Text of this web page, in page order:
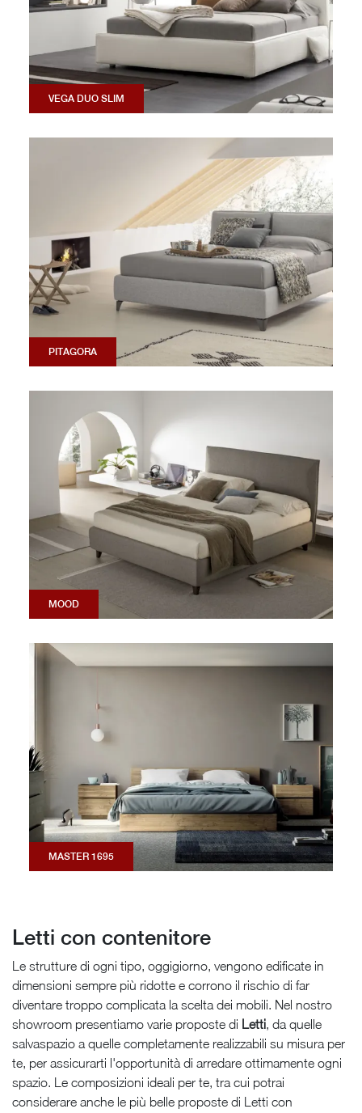
VEGA DUO SLIM
PITAGORA
MOOD
MASTER 1695
Letti con contenitore
Le strutture di ogni tipo, oggigiorno, vengono edificate in
dimensioni sempre più ridotte e corrono il rischio di far
diventare troppo complicata la scelta dei mobili. Nel nostro
showroom presentiamo varie proposte di Letti, da quelle
salvaspazio a quelle completamente realizzabili su misura per
te, per assicurarti l'opportunità di arredare ottimamente ogni
spazio. Le composizioni ideali per te, tra cui potrai
considerare anche le più belle proposte di Letti con